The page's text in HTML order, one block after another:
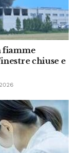
fiamme
chiuse e